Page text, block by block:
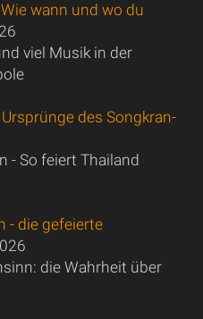
wann und wo du
viel Musik in der
des Songkran-
- So feiert Thailand
- die gefeierte
die Wahrheit über